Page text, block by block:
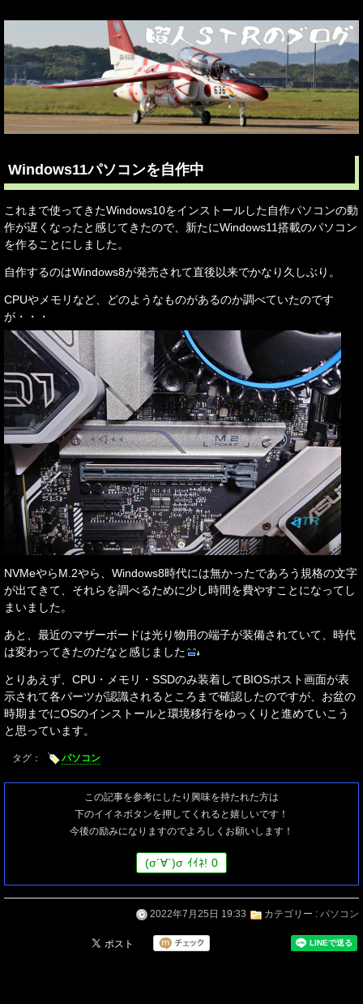
Windows11パソコンを自作中
これまで使ってきたWindows10をインストールした自作パソコンの動
作が遅くなったと感じてきたので、新たにWindows11搭載のパソコン
を作ることにしました。
自作するのはWindows8が発売されて直後以来でかなり久しぶり。
CPUやメモリなど、どのようなものがあるのか調べていたのです
が・・・
NVMeやらM.2やら、Windows8時代には無かったであろう規格の文字
が出てきて、それらを調べるために少し時間を費やすことになってし
まいました。
あと、最近のマザーボードは光り物用の端子が装備されていて、時代
は変わってきたのだなと感じました
とりあえず、CPU・メモリ・SSDのみ装着してBIOSポスト画面が表
示されて各パーツが認識されるところまで確認したのですが、お盆の
時期までにOSのインストールと環境移行をゆっくりと進めていこう
と思っています。
タグ： パソコン
この記事を参考にしたり興味を持たれた方は
下のイイネボタンを押してくれると嬉しいです！
今後の励みになりますのでよろしくお願いします！
(σ´∀`)σ ｲｲﾈ! 0
2022年7月25日 19:33 カテゴリー : パソコン